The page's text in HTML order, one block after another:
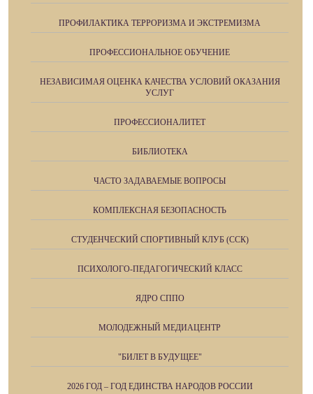
ПРОФИЛАКТИКА ТЕРРОРИЗМА И ЭКСТРЕМИЗМА
ПРОФЕССИОНАЛЬНОЕ ОБУЧЕНИЕ
НЕЗАВИСИМАЯ ОЦЕНКА КАЧЕСТВА УСЛОВИЙ ОКАЗАНИЯ
УСЛУГ
ПРОФЕССИОНАЛИТЕТ
БИБЛИОТЕКА
ЧАСТО ЗАДАВАЕМЫЕ ВОПРОСЫ
КОМПЛЕКСНАЯ БЕЗОПАСНОСТЬ
СТУДЕНЧЕСКИЙ СПОРТИВНЫЙ КЛУБ (ССК)
ПСИХОЛОГО-ПЕДАГОГИЧЕСКИЙ КЛАСС
ЯДРО СППО
МОЛОДЕЖНЫЙ МЕДИАЦЕНТР
"БИЛЕТ В БУДУЩЕЕ"
2026 ГОД – ГОД ЕДИНСТВА НАРОДОВ РОССИИ